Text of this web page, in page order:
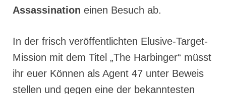
Assassination einen Besuch ab.
In der frisch veröffentlichten Elusive-Target-
Mission mit dem Titel „The Harbinger“ müsst
ihr euer Können als Agent 47 unter Beweis
stellen und gegen eine der bekanntesten